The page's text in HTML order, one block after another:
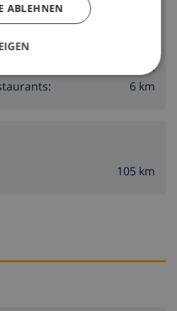
6 km
6 km
105 km
ABLEHNEN